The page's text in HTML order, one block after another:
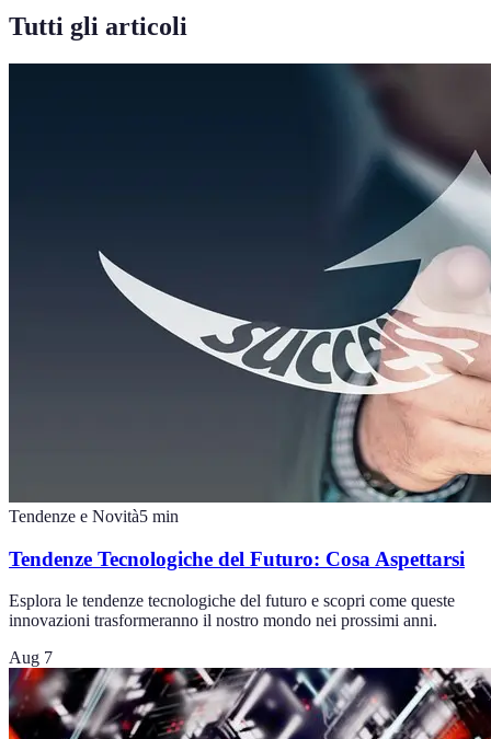
Tutti gli articoli
Tendenze e Novità5 min
Tendenze Tecnologiche del Futuro: Cosa Aspettarsi
Esplora le tendenze tecnologiche del futuro e scopri come queste
innovazioni trasformeranno il nostro mondo nei prossimi anni.
Aug 7